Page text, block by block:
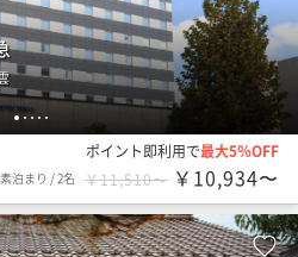
1 2 3 4 5
ポイント即利用で最大5％OFF
素泊まり /2名 ￥11,510〜 ￥10,934〜